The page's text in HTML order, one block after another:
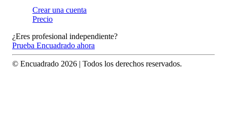
Crear una cuenta
Precio
¿Eres profesional independiente?
Prueba Encuadrado ahora
© Encuadrado 2026 | Todos los derechos reservados.